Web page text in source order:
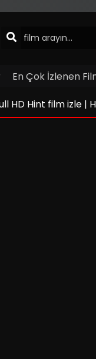
En Çok İzlenen
HD Hint film izle |